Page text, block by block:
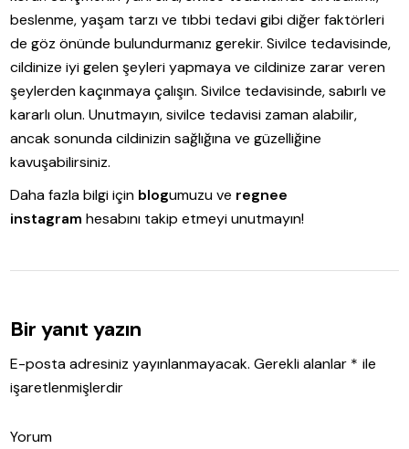
beslenme, yaşam tarzı ve tıbbi tedavi gibi diğer faktörleri
de göz önünde bulundurmanız gerekir. Sivilce tedavisinde,
cildinize iyi gelen şeyleri yapmaya ve cildinize zarar veren
şeylerden kaçınmaya çalışın. Sivilce tedavisinde, sabırlı ve
kararlı olun. Unutmayın, sivilce tedavisi zaman alabilir,
ancak sonunda cildinizin sağlığına ve güzelliğine
kavuşabilirsiniz.
Daha fazla bilgi için blogumuzu ve regnee
instagram hesabını takip etmeyi unutmayın!
Bir yanıt yazın
E-posta adresiniz yayınlanmayacak. Gerekli alanlar * ile
işaretlenmişlerdir
Yorum